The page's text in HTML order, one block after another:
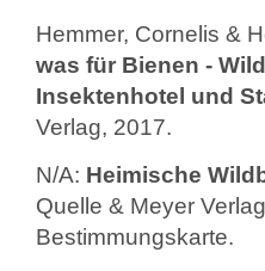
Hemmer, Cornelis &
was für Bienen -
Insektenhotel und
Verlag, 2017.
N/A: Heimische
Quelle & Meyer
Bestimmungskarte.